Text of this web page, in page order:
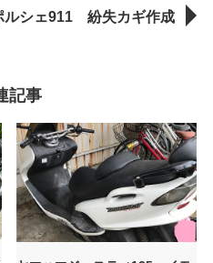
ルシェ911 紛失カギ作成
記事